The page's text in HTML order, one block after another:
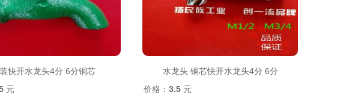
快开水龙头4分 6分铜芯
元
水龙头 铜芯快开水龙头4分 6分
价格： 3.5 元